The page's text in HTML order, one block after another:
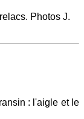
J.
: l'aigle et le